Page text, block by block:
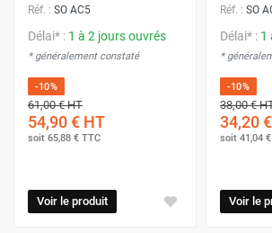
Réf. : SO AC5
Délai* : 1 à 2 jours ouvrés
* généralement constaté
-10%
61,00 €HT
54,90 € HT
soit 65,88 € TTC
Voir le produit
Réf. : SO
Délai* : 1
*
-10%
38,00 €
34,20 €
soit 41,04 €
Voir le